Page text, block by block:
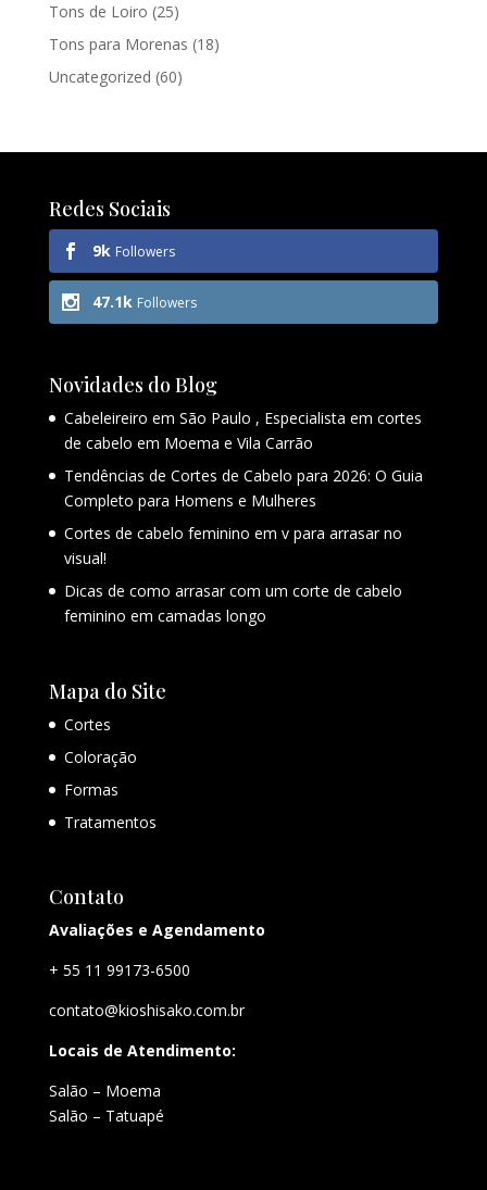
Tons de Loiro (25)
Tons para Morenas (18)
Uncategorized (60)
Redes Sociais
9k Followers
47.1k Followers
Novidades do Blog
Cabeleireiro em São Paulo , Especialista em cortes
de cabelo em Moema e Vila Carrão
Tendências de Cortes de Cabelo para 2026: O Guia
Completo para Homens e Mulheres
Cortes de cabelo feminino em v para arrasar no
visual!
Dicas de como arrasar com um corte de cabelo
feminino em camadas longo
Mapa do Site
Cortes
Coloração
Formas
Tratamentos
Contato
Avaliações e Agendamento
+ 55 11 99173-6500
contato@kioshisako.com.br
Locais de Atendimento:
Salão – Moema
Salão – Tatuapé